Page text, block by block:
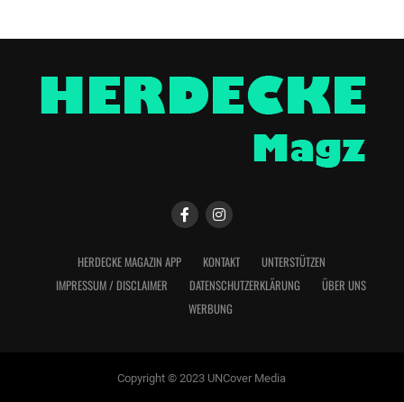
HERDECKE MAGAZIN APP KONTAKT
UNTERSTÜTZEN
IMPRESSUM / DISCLAIMER
DATENSCHUTZERKLÄRUNG
ÜBER UNS
WERBUNG
Copyright © 2023 UNCover Media